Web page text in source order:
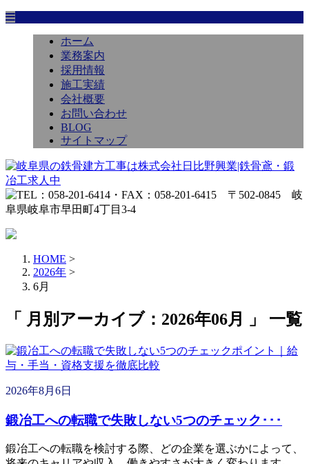
ホーム
業務案内
採用情報
施工実績
会社概要
お問い合わせ
BLOG
サイトマップ
HOME >
2026年 >
6月
「 月別アーカイブ：2026年06月 」 一覧
2026年8月6日
鍛冶工への転職で失敗しない5つのチェック･･･
鍛冶工への転職を検討する際、どの企業を選ぶかによって、